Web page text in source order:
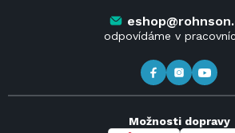
odpovídáme v
Možnosti dopravy